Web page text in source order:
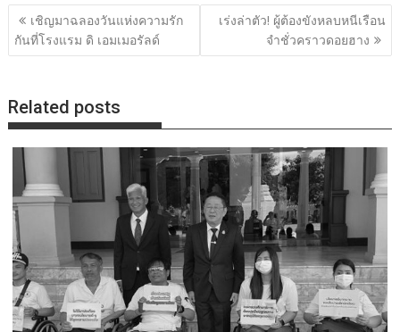
แนะแนว
เรื่อง
เชิญมาฉลองวันแห่งความรัก
กันที่โรงแรม ดิ เอมเมอรัลด์
เร่งล่าตัว! ผู้ต้องขังหลบหนีเรือน
จำชั่วคราวดอยฮาง
Related posts